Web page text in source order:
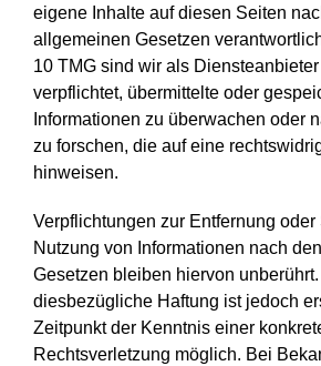
eigene Inhalte auf diesen Seiten
allgemeinen Gesetzen
10 TMG sind wir als
verpflichtet, übermittelte oder
Informationen zu überwachen oder
zu forschen, die auf eine
hinweisen.
Verpflichtungen zur Entfernung oder
Nutzung von Informationen nach
Gesetzen bleiben hiervon
diesbezügliche Haftung ist jedoch
Zeitpunkt der Kenntnis einer
Rechtsverletzung möglich. Bei